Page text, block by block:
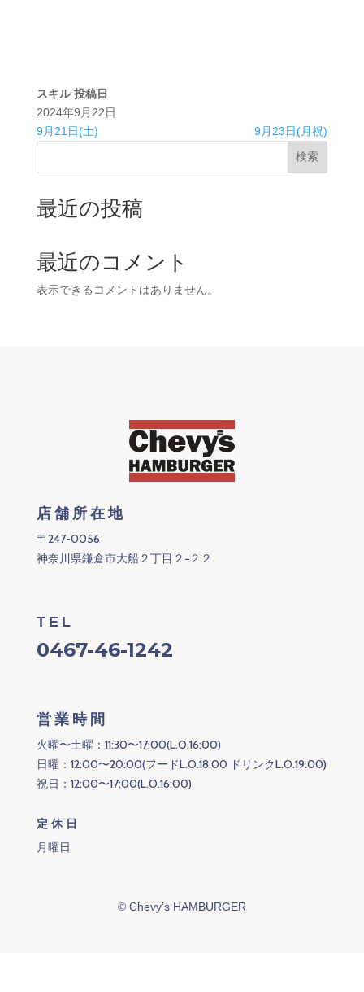
スキル 投稿日
2024年9月22日
9月21日(土)
9月23日(月祝)
検索
最近の投稿
最近のコメント
表示できるコメントはありません。
店舗所在地
〒247-0056
神奈川県鎌倉市大船２丁目２−２２
TEL
0467-46-1242
営業時間
火曜〜土曜：11:30〜17:00(L.O.16:00)
日曜：12:00〜20:00(フードL.O.18:00 ドリンクL.O.19:00)
祝日：12:00〜17:00(L.O.16:00)
定休日
月曜日
© Chevy’s HAMBURGER